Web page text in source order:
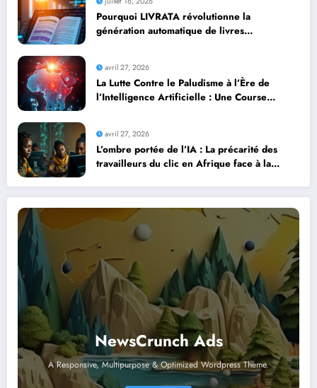
Pourquoi LIVRATA révolutionne la
génération automatique de livres
avril 27, 2026
La Lutte Contre le Paludisme à l’Ère de
l’Intelligence Artificielle : Une Course
avril 27, 2026
L’ombre portée de l’IA : La précarité des
travailleurs du clic en Afrique face à la
NewsCrunch Ads
A Responsive, Multipurpose & Optimized Wordpress Theme.